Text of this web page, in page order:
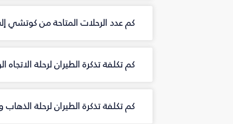
كم عدد الرحلات المتاحة من كوتشي
كم تكلفة تذكرة الطيران لرحلة
كم تكلفة تذكرة الطيران لرحلة